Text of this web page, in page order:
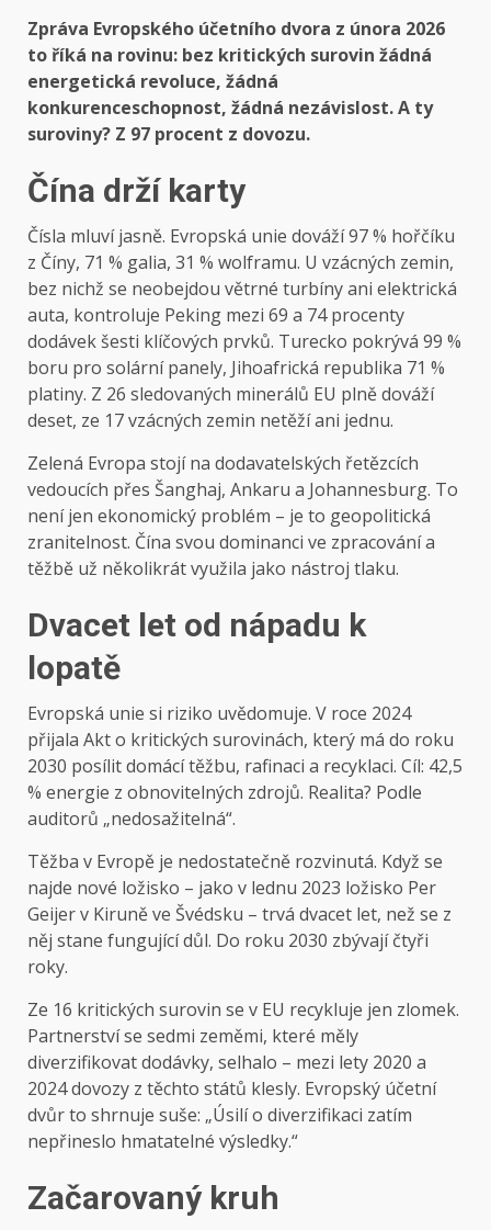
Zpráva Evropského účetního dvora z února 2026
to říká na rovinu: bez kritických surovin žádná
energetická revoluce, žádná
konkurenceschopnost, žádná nezávislost. A ty
suroviny? Z 97 procent z dovozu.
Čína drží karty
Čísla mluví jasně. Evropská unie dováží 97 % hořčíku
z Číny, 71 % galia, 31 % wolframu. U vzácných zemin,
bez nichž se neobejdou větrné turbíny ani elektrická
auta, kontroluje Peking mezi 69 a 74 procenty
dodávek šesti klíčových prvků. Turecko pokrývá 99 %
boru pro solární panely, Jihoafrická republika 71 %
platiny. Z 26 sledovaných minerálů EU plně dováží
deset, ze 17 vzácných zemin netěží ani jednu.
Zelená Evropa stojí na dodavatelských řetězcích
vedoucích přes Šanghaj, Ankaru a Johannesburg. To
není jen ekonomický problém – je to geopolitická
zranitelnost. Čína svou dominanci ve zpracování a
těžbě už několikrát využila jako nástroj tlaku.
Dvacet let od nápadu k
lopatě
Evropská unie si riziko uvědomuje. V roce 2024
přijala Akt o kritických surovinách, který má do roku
2030 posílit domácí těžbu, rafinaci a recyklaci. Cíl: 42,5
% energie z obnovitelných zdrojů. Realita? Podle
auditorů „nedosažitelná“.
Těžba v Evropě je nedostatečně rozvinutá. Když se
najde nové ložisko – jako v lednu 2023 ložisko Per
Geijer v Kiruně ve Švédsku – trvá dvacet let, než se z
něj stane fungující důl. Do roku 2030 zbývají čtyři
roky.
Ze 16 kritických surovin se v EU recykluje jen zlomek.
Partnerství se sedmi zeměmi, které měly
diverzifikovat dodávky, selhalo – mezi lety 2020 a
2024 dovozy z těchto států klesly. Evropský účetní
dvůr to shrnuje suše: „Úsilí o diverzifikaci zatím
nepřineslo hmatatelné výsledky.“
Začarovaný kruh